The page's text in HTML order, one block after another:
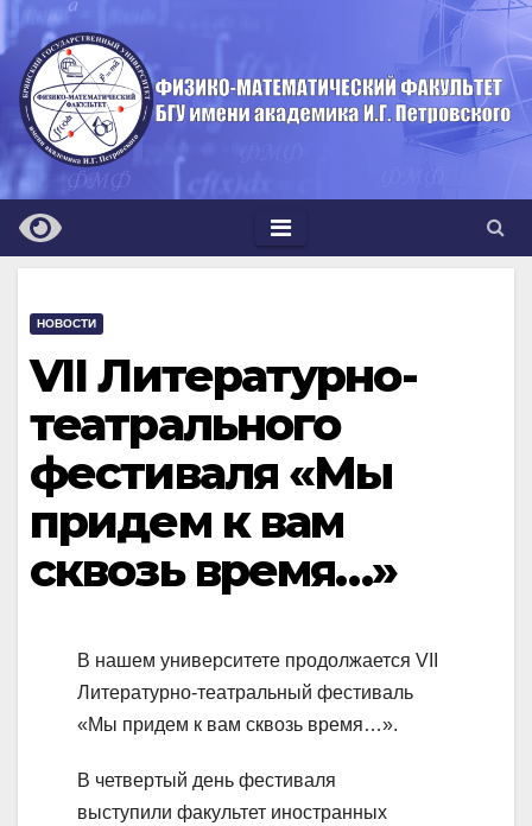
Перейти
к
содержимому
НОВОСТИ
VII Литературно-
театрального
фестиваля «Мы
придем к вам
сквозь время…»
В нашем университете продолжается VII
Литературно-театральный фестиваль
«Мы придем к вам сквозь время…».
В четвертый день фестиваля
выступили факультет иностранных